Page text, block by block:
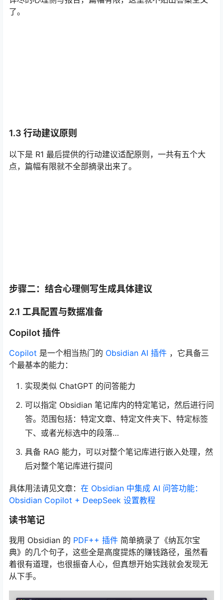
了。
1.3 行动建议原则
以下是 R1 最后提供的行动建议适配原则，一共有五个大
点，篇幅有限就不全部摘录出来了。
步骤二：结合心理侧写生成具体建议
2.1 工具配置与数据准备
Copilot 插件
Copilot 是一个相当热门的 Obsidian AI 插件 ，它具备三
个最基本的能力：
实现类似 ChatGPT 的问答能力
可以指定 Obsidian 笔记库内的特定笔记，然后进行问
答。范围包括：特定文章、特定文件夹下、特定标签
下、或者光标选中的段落…
具备 RAG 能力，可以对整个笔记库进行嵌入处理，然
后对整个笔记库进行提问
具体用法请见文章： 在 Obsidian 中集成 AI 问答功能：
Obsidian Copilot + DeepSeek 设置教程
读书笔记
我用 Obsidian 的 PDF++ 插件 简单摘录了《纳瓦尔宝
典》的几个句子，这些全是高度提炼的赚钱路径，虽然看
着很有道理，也很振奋人心，但真想开始实践就会发现无
从下手。